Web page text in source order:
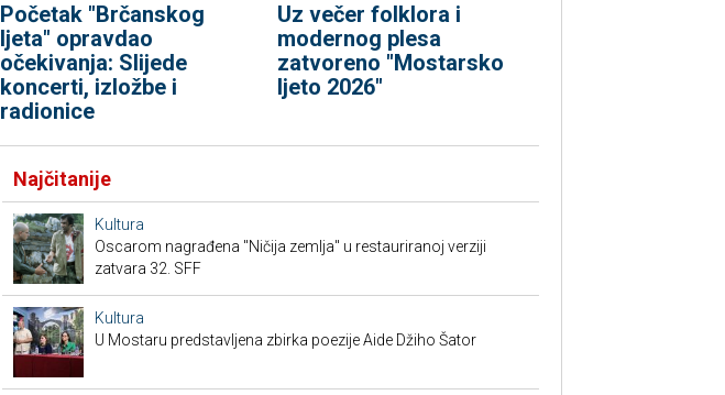
Početak "Brčanskog
ljeta" opravdao
očekivanja: Slijede
koncerti, izložbe i
radionice
Uz večer folklora i
modernog plesa
zatvoreno "Mostarsko
ljeto 2026"
Najčitanije
Kultura
Oscarom nagrađena "Ničija zemlja" u restauriranoj verziji
zatvara 32. SFF
Kultura
U Mostaru predstavljena zbirka poezije Aide Džiho Šator